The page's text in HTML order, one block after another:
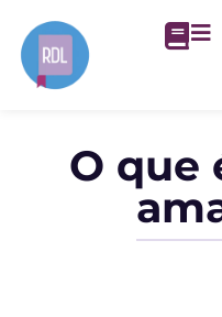
O que